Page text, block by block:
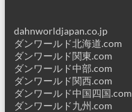
dahnworldjapan.co.jp
ダンワールド北海道.com
ダンワールド関東.com
ダンワールド中部.com
ダンワールド関西.com
ダンワールド中国四国.com
ダンワールド九州.com